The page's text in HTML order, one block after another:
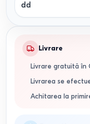
dd
Livrare
Livrare gratuită în
Livrarea se
Achitarea la